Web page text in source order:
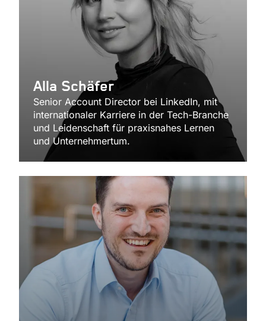
Alla Schäfer
Senior Account Director bei LinkedIn, mit
internationaler Karriere in der Tech-Branche
und Leidenschaft für praxisnahes Lernen
und Unternehmertum.